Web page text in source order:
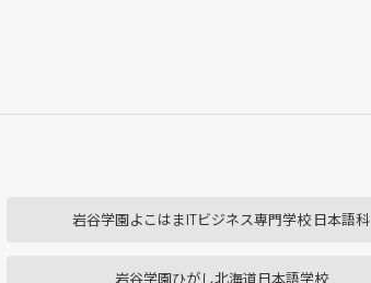
岩谷学園よこはまITビジネス専門学校 日本語科
岩谷学園ひがし北海道日本語学校